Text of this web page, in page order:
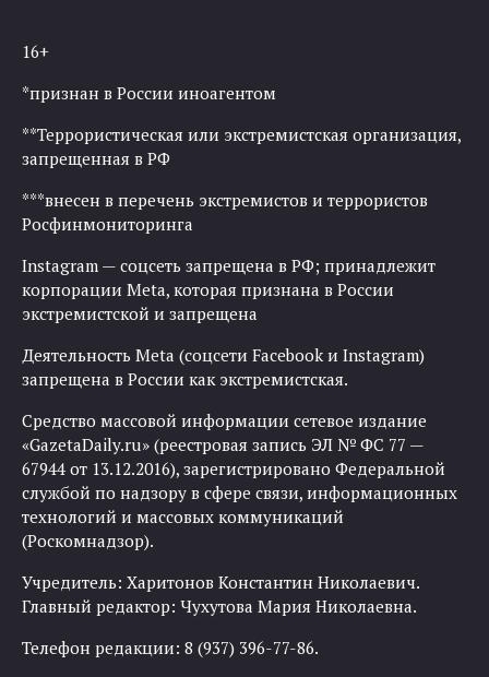
16+
*признан в России иноагентом
**Террористическая или экстремистская организация,
запрещенная в РФ
***внесен в перечень экстремистов и террористов
Росфинмониторинга
Instagram — соцсеть запрещена в РФ; принадлежит
корпорации Meta, которая признана в России
экстремистской и запрещена
Деятельность Meta (соцсети Facebook и Instagram)
запрещена в России как экстремистская.
Средство массовой информации сетевое издание
«GazetaDaily.ru» (реестровая запись ЭЛ № ФС 77 —
67944 от 13.12.2016), зарегистрировано Федеральной
службой по надзору в сфере связи, информационных
технологий и массовых коммуникаций
(Роскомнадзор).
Учредитель: Харитонов Константин Николаевич.
Главный редактор: Чухутова Мария Николаевна.
Телефон редакции: 8 (937) 396-77-86.